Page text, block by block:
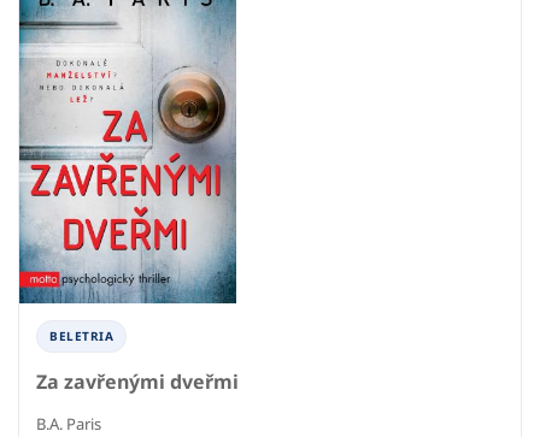
BELETRIA
Za zavřenými dveřmi
B.A. Paris